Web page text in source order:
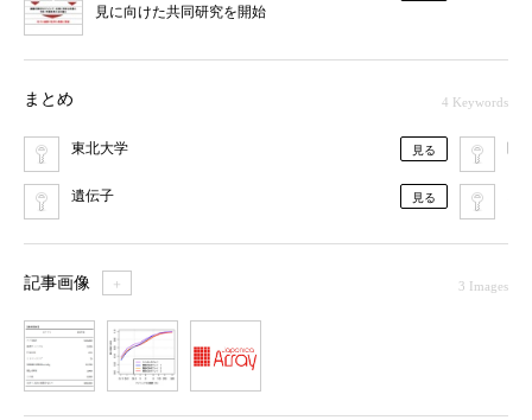
見に向けた共同研究を開始
まとめ 4 Keywords
東北大学 見る
遺伝子 見る
医
記事画像 ＋ 3 Images